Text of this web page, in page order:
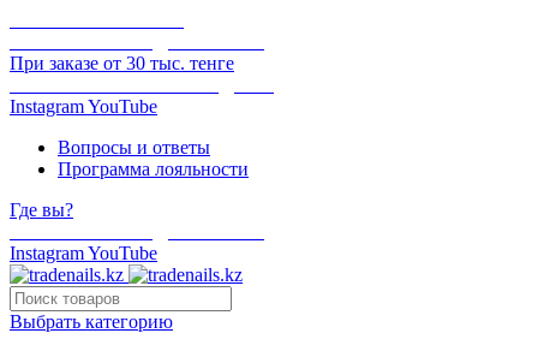
При заказе от 30 тыс. тенге
InstagramYouTube
Вопросы и ответы
Программа лояльности
Где вы?
InstagramYouTube
Выбрать категорию